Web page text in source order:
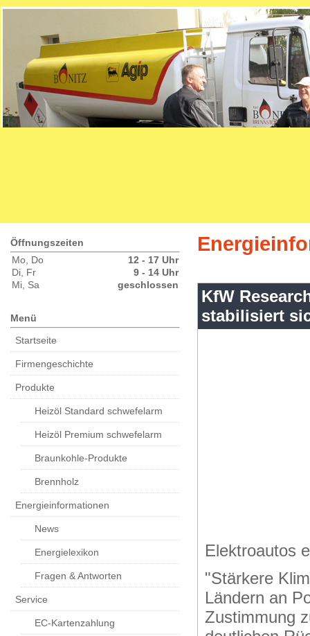
Öffnungszeiten
Mo, Do
12 - 17 Uhr
Di, Fr
9 - 14 Uhr
Mi, Sa
geschlossen
Menü
Startseite
Firmengeschichte
Produkte
Heizöl Standard schwefelarm
Heizöl Premium schwefelarm
Braunkohle-Produkte
Brennholz
Energieinformationen
News
Energielexikon
Fragen & Antworten
Service
EC-Kartenzahlung
KfW
stabilisiert
Elektroautos
"Stärkere
Ländern an
Zustimmung